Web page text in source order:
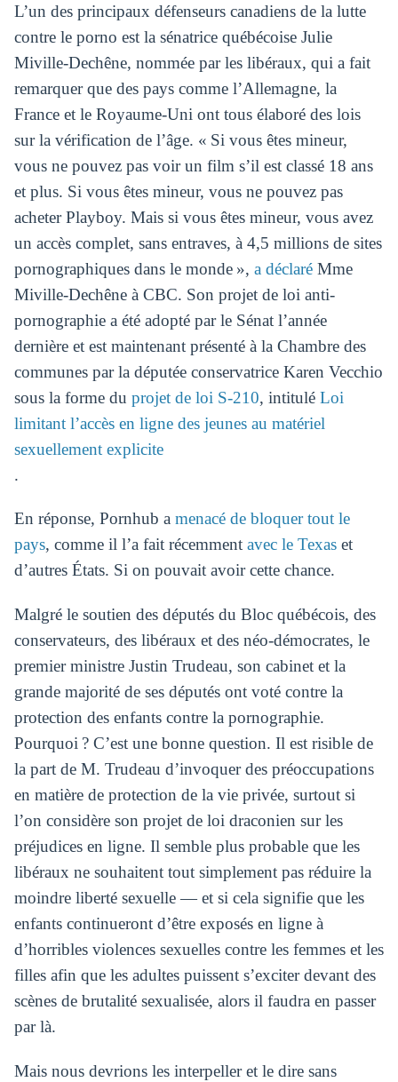
L’un des principaux défenseurs canadiens de la lutte
contre le porno est la sénatrice québécoise Julie
Miville-Dechêne, nommée par les libéraux, qui a fait
remarquer que des pays comme l’Allemagne, la
France et le Royaume-Uni ont tous élaboré des lois
sur la vérification de l’âge. « Si vous êtes mineur,
vous ne pouvez pas voir un film s’il est classé 18 ans
et plus. Si vous êtes mineur, vous ne pouvez pas
acheter Playboy. Mais si vous êtes mineur, vous avez
un accès complet, sans entraves, à 4,5 millions de sites
pornographiques dans le monde », a déclaréMme
Miville-Dechêne à CBC. Son projet de loi anti-
pornographie a été adopté par le Sénat l’année
dernière et est maintenant présenté à la Chambre des
communes par la députée conservatrice Karen Vecchio
sous la forme du projet de loi S-210, intitulé Loi
limitant l’accès en ligne des jeunes au matériel
sexuellement explicite
.
En réponse, Pornhub a menacé de bloquer tout le
pays, comme il l’a fait récemment avec le Texaset
d’autres États. Si on pouvait avoir cette chance.
Malgré le soutien des députés du Bloc québécois, des
conservateurs, des libéraux et des néo-démocrates, le
premier ministre Justin Trudeau, son cabinet et la
grande majorité de ses députés ont voté contre la
protection des enfants contre la pornographie.
Pourquoi ? C’est une bonne question. Il est risible de
la part de M. Trudeau d’invoquer des préoccupations
en matière de protection de la vie privée, surtout si
l’on considère son projet de loi draconien sur les
préjudices en ligne. Il semble plus probable que les
libéraux ne souhaitent tout simplement pas réduire la
moindre liberté sexuelle — et si cela signifie que les
enfants continueront d’être exposés en ligne à
d’horribles violences sexuelles contre les femmes et les
filles afin que les adultes puissent s’exciter devant des
scènes de brutalité sexualisée, alors il faudra en passer
par là.
Mais nous devrions les interpeller et le dire sans